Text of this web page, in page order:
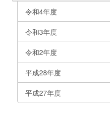
令和4年度
令和3年度
令和2年度
平成28年度
平成27年度